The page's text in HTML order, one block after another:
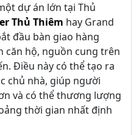
dự án lớn tại Thủ
Thủ Thiêm hay Grand
đầu bàn giao hàng
căn hộ, nguồn cung trên
Điều này có thể tạo ra
chủ nhà, giúp người
và có thể thương lượng
thời gian nhất định